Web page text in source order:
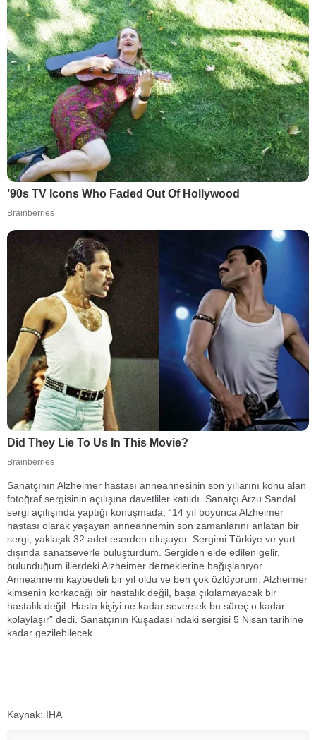
Sanatçının Alzheimer hastası anneannesinin son yıllarını konu alan
fotoğraf sergisinin açılışına davetliler katıldı. Sanatçı Arzu Sandal
sergi açılışında yaptığı konuşmada, “14 yıl boyunca Alzheimer
hastası olarak yaşayan anneannemin son zamanlarını anlatan bir
sergi, yaklaşık 32 adet eserden oluşuyor. Sergimi Türkiye ve yurt
dışında sanatseverle buluşturdum. Sergiden elde edilen gelir,
bulunduğum illerdeki Alzheimer derneklerine bağışlanıyor.
Anneannemi kaybedeli bir yıl oldu ve ben çok özlüyorum. Alzheimer
kimsenin korkacağı bir hastalık değil, başa çıkılamayacak bir
hastalık değil. Hasta kişiyi ne kadar seversek bu süreç o kadar
kolaylaşır” dedi. Sanatçının Kuşadası’ndaki sergisi 5 Nisan tarihine
kadar gezilebilecek.
Kaynak: IHA